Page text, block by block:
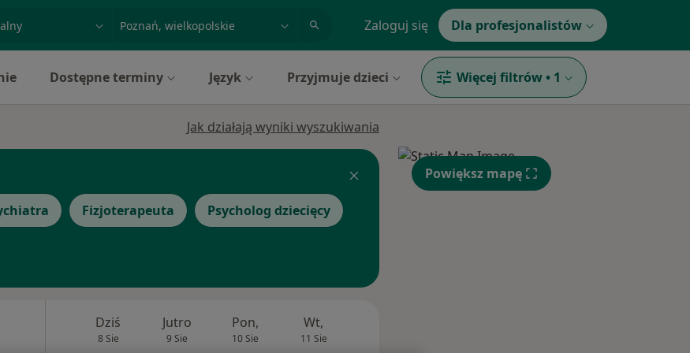
badanie lub nazwiskomiasto lub dzielnica Zaloguj się Dla profesjonalistów
Dostępne terminy Język Przyjmuje dzieci Więcej filtrów • 1
Jak działają wyniki wyszukiwania
Fizjoterapeuta Psycholog dziecięcy
Dziś
8 Sie
Jutro
9 Sie
Pon,
10 Sie
Wt,
11 Sie
Powiększ mapę